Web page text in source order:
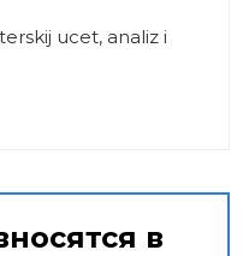
ucet, analiz i
в